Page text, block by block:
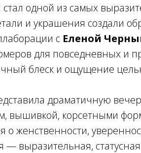
стал одной из самых
и украшения создали
с Еленой
для повседневных и
блеск и ощущение
драматичную
вышивкой, корсетными
о женственности,
— выразительная,